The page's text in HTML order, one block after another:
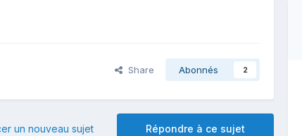
Share Abonnés 2
Répondre à ce sujet
un nouveau sujet